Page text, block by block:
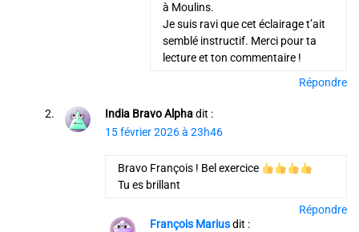
à Moulins.
Je suis ravi que cet éclairage t’ait
semblé instructif. Merci pour ta
lecture et ton commentaire !
Répondre
India Bravo Alphadit :
15 février 2026 à 23h46
Bravo François ! Bel exercice
Tu es brillant
Répondre
François Mariusdit :